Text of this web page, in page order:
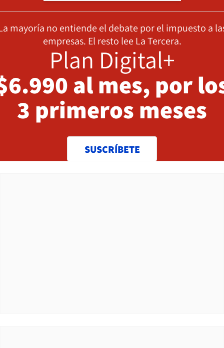
mayoría no entiende el debate por el impuesto a
empresas. El resto lee La Tercera.
Plan Digital+
al mes, por
3 primeros meses
SUSCRÍBETE